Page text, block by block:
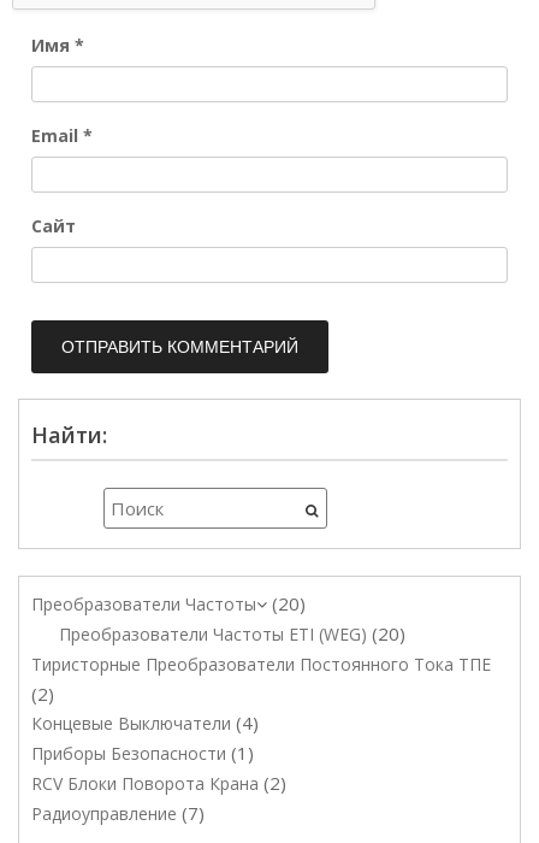
Имя *
Email *
Сайт
Найти:
Преобразователи Частоты 20
Преобразователи Частоты ETI (WEG) 20
Тиристорные Преобразователи Постоянного Тока ТПЕ
2
Концевые Выключатели 4
Приборы Безопасности 1
RCV Блоки Поворота Крана 2
Радиоуправление 7